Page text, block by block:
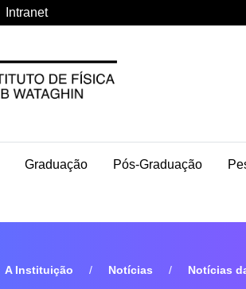
Intranet
Graduação Pós-Graduação
A Instituição Notícias Notícias